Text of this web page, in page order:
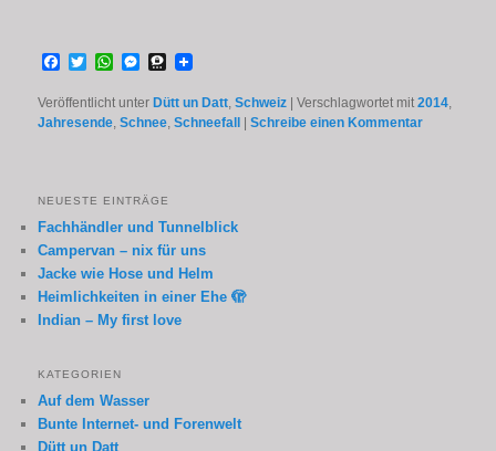
Facebook
TwitterWhatsApp
Messenger
Threema
Veröffentlicht unter Dütt un Datt,Schweiz |Verschlagwortet mit 2014,
Jahresende,Schnee,Schneefall |Schreibe einen Kommentar
NEUESTE EINTRÄGE
Fachhändler und Tunnelblick
Campervan – nix für uns
Jacke wie Hose und Helm
Heimlichkeiten in einer Ehe 🫣
Indian – My first love
KATEGORIEN
Auf dem Wasser
Bunte Internet- und Forenwelt
Dütt un Datt